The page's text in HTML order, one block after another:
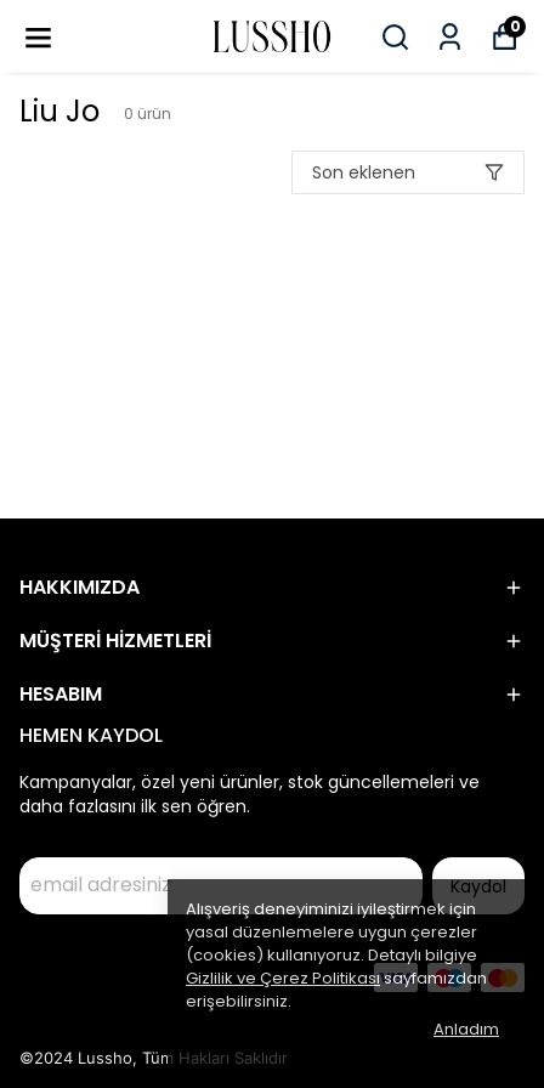
0
Alışveriş deneyiminizi iyileştirmek için
yasal düzenlemelere uygun çerezler
(cookies) kullanıyoruz. Detaylı bilgiye
Gizlilik ve Çerez Politikasısayfamızdan
erişebilirsiniz.
Anladım
Liu Jo 0 ürün
Son eklenen
HAKKIMIZDA
MÜŞTERİ HİZMETLERİ
HESABIM
HEMEN KAYDOL
Kampanyalar, özel yeni ürünler, stok güncellemeleri ve
daha fazlasını ilk sen öğren.
Kaydol
©2024 Lussho, Tüm Hakları Saklıdır